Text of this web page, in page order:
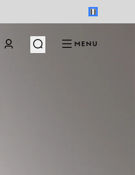
MENU